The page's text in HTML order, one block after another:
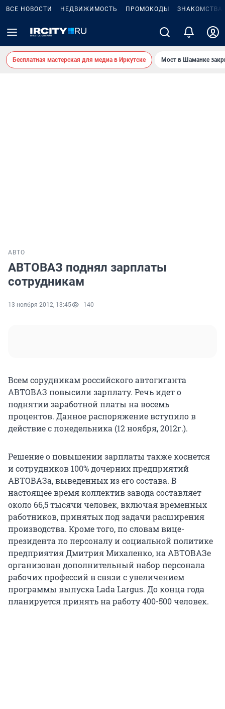
ВСЕ НОВОСТИ НЕДВИЖИМОСТЬ ПРОМОКОДЫ ЗНАКОМСТВА
Бесплатная мастерская для медиа в Иркутске Мост в Шаманке
АВТО
АВТОВАЗ поднял зарплаты
сотрудникам
13 ноября 2012, 13:45 140
Всем сорудникам российского автогиганта
АВТОВАЗ повысили зарплату. Речь идет о
поднятии заработной платы на восемь
процентов. Данное распоряжение вступило в
действие с понедельника (12 ноября, 2012г.).
Решение о повышении зарплаты также коснется
и сотрудников 100% дочерних предприятий
АВТОВАЗа, выведенных из его состава. В
настоящее время коллектив завода составляет
около 66,5 тысячи человек, включая временных
работников, принятых под задачи расширения
производства. Кроме того, по словам вице-
президента по персоналу и социальной политике
предприятия Дмитрия Михаленко, на АВТОВАЗе
организован дополнительный набор персонала
рабочих профессий в связи с увеличением
программы выпуска Lada Largus. До конца года
планируется принять на работу 400-500 человек.